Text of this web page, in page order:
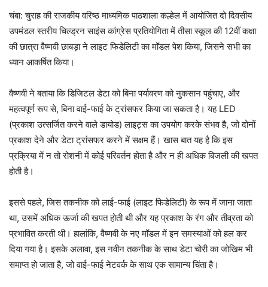
चंबा: चुराह की राजकीय वरिष्ठ माध्यमिक पाठशाला कल्हेल में आयोजित दो दिवसीय
उपमंडल स्तरीय चिल्ड्रन साइंस कांग्रेस प्रतियोगिता में तीसा स्कूल की 12वीं कक्षा
की छात्रा वैष्णवी छाबड़ा ने लाइट फिडेलिटी का मॉडल पेश किया, जिसने सभी का
ध्यान आकर्षित किया।
वैष्णवी ने बताया कि डिजिटल डेटा को बिना पर्यावरण को नुकसान पहुंचाए, और
महत्वपूर्ण रूप से, बिना वाई-फाई के ट्रांसफर किया जा सकता है। यह LED
(प्रकाश उत्सर्जित करने वाले डायोड) लाइट्स का उपयोग करके संभव है, जो दोनों
प्रकाश देने और डेटा ट्रांसफर करने में सक्षम हैं। खास बात यह है कि इस
प्रक्रिया में न तो रोशनी में कोई परिवर्तन होता है और न ही अधिक बिजली की खपत
होती है।
इससे पहले, जिस तकनीक को लाई-फाई (लाइट फिडेलिटी) के रूप में जाना जाता
था, उसमें अधिक ऊर्जा की खपत होती थी और यह प्रकाश के रंग और तीव्रता को
प्रभावित करती थी। हालांकि, वैष्णवी के नए मॉडल में इन समस्याओं को हल कर
दिया गया है। इसके अलावा, इस नवीन तकनीक के साथ डेटा चोरी का जोखिम भी
समाप्त हो जाता है, जो वाई-फाई नेटवर्क के साथ एक सामान्य चिंता है।